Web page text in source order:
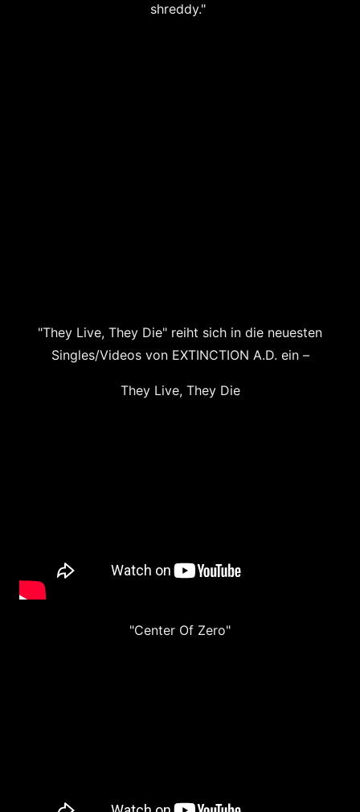
shreddy."
"They Live, They Die" reiht sich in die neuesten
Singles/Videos von EXTINCTION A.D. ein –
They Live, They Die
"Center Of Zero"